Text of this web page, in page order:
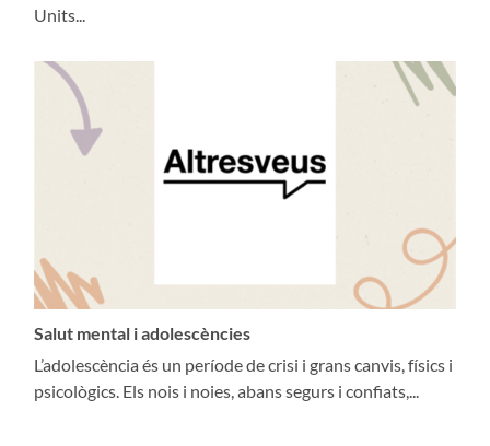
Units...
Salut mental i adolescències
L’adolescència és un període de crisi i grans canvis, físics i
psicològics. Els nois i noies, abans segurs i confiats,...